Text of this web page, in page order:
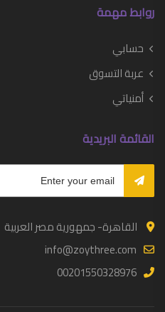
روابط مهمة
حسابي
عربة التسوق
أمنياتي
القائمة البريدية
القاهرة- جمهورية مصر العربية
info@zoythree.com
00201550328976